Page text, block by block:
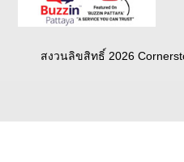
สงวนลิขสิทธิ์ 2026